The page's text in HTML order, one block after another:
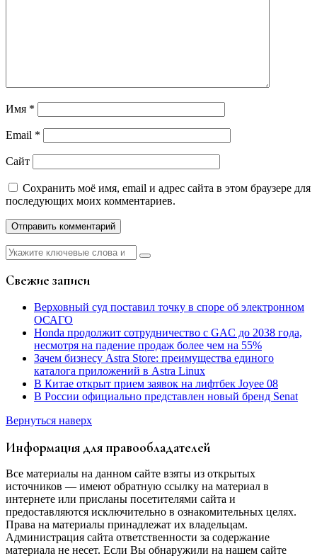
Имя *
Email *
Сайт
Сохранить моё имя, email и адрес сайта в этом браузере для
последующих моих комментариев.
Найти:
Свежие записи
Верховный суд поставил точку в споре об электронном
ОСАГО
Honda продолжит сотрудничество с GAC до 2038 года,
несмотря на падение продаж более чем на 55%
Зачем бизнесу Astra Store: преимущества единого
каталога приложений в Astra Linux
В Китае открыт прием заявок на лифтбек Joyee 08
В России официально представлен новый бренд Senat
Вернуться наверх
Информация для правообладателей
Все материалы на данном сайте взяты из открытых
источников — имеют обратную ссылку на материал в
интернете или присланы посетителями сайта и
предоставляются исключительно в ознакомительных целях.
Права на материалы принадлежат их владельцам.
Администрация сайта ответственности за содержание
материала не несет. Если Вы обнаружили на нашем сайте